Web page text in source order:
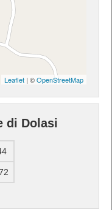
Leaflet | ©OpenStreetMap
di Dolasi